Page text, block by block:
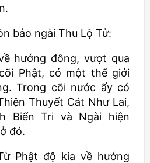
bảo ngài Thu Lộ Tử:
hướng đông, vượt qua
Phật, có một thế giới
Trong cõi nước ấy có
Thuyết Cát Như Lai,
Biến Tri và Ngài hiện
đó.
Phật độ kia về hướng